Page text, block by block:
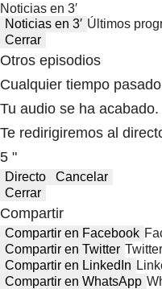
Noticias en 3′
Noticias en 3′ Últimos
Cerrar
Otros episodios
Cualquier tiempo
Tu audio se ha acabado.
Te redirigiremos al
5 "
Directo
Cancelar
Cerrar
Compartir
Compartir en Facebook
Compartir en Twitter Twitter
Compartir en LinkedIn
Compartir en WhatsApp